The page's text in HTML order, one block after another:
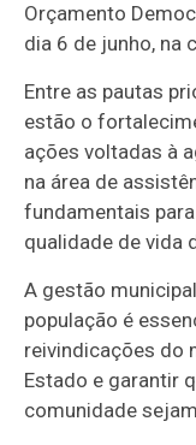
Orçamento
dia 6 de junho, na
Entre as pautas
estão o
ações voltadas à
na área de
fundamentais
qualidade de vida
A gestão
população é
reivindicações do
Estado e garantir
comunidade